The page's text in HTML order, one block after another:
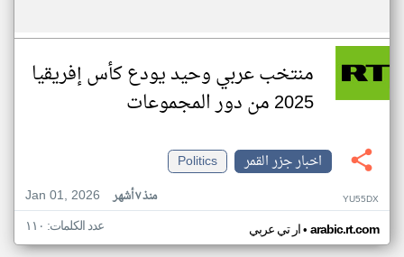
منتخب عربي وحيد يودع كأس إفريقيا
2025 من دور المجموعات
اخبار جزر القمر
Politics
Jan 01, 2026
منذ ٧ أشهر YU55DX
ار تي عربي• arabic.rt.com عدد الكلمات: ١١٠